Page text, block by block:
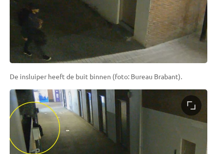
De insluiper heeft de buit binnen (foto: Bureau Brabant).